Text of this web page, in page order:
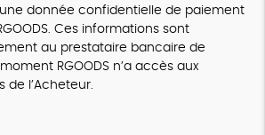
donnée confidentielle de paiement
Ces informations sont
au prestataire bancaire de
RGOODS n’a accès aux
de l’Acheteur.